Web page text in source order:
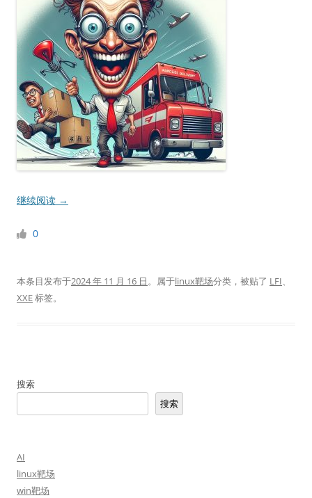
继续阅读 →
0
本条目发布于2024 年 11 月 16 日。属于linux靶场分类，被贴了 LFI、
XXE标签。
搜索
搜索
AI
linux靶场
win靶场